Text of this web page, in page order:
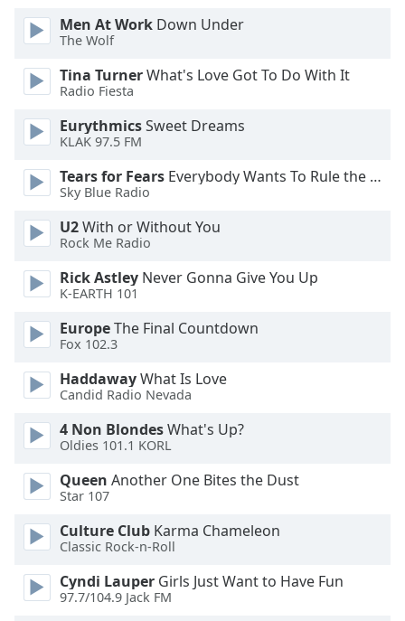
Opacity
Font
Size
Text
Edge
Style
Font
Dialog
End
dialog
Men At Work Down Under
The Wolf
Tina TurnerWhat's Love Got To Do With It
Radio Fiesta
EurythmicsSweet Dreams
KLAK 97.5 FM
Tears for Fears Everybody Wants To Rule the World
Sky Blue Radio
U2With or Without You
Rock Me Radio
Rick Astley Never Gonna Give You Up
K-EARTH 101
EuropeThe Final Countdown
Fox 102.3
HaddawayWhat Is Love
Candid Radio Nevada
4 Non BlondesWhat's Up?
Oldies 101.1 KORL
Queen Another One Bites the Dust
Star 107
Culture Club Karma Chameleon
Classic Rock-n-Roll
Cyndi Lauper Girls Just Want to Have Fun
97.7/104.9 Jack FM